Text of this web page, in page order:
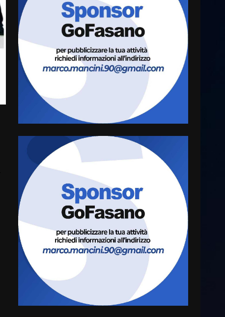
Belvedere. Il rapimento”
6 Agosto 2026 06:15
4
Serie D, l’Us Fasano è
escluso dal campionato
5 Agosto 2026 17:30
5
Truffatori in azione nelle
frazioni fasanesi
scrivono al Prefetto: “Noi
cittadini di serie B”
5 Agosto 2026 06:15
7
A Savelletri torna la Sagra del
Pesce Spada: appuntamento
a sabato 8 agosto
5 Agosto 2026 06:10
Grazia Neglia, coordinatrice
cittadina di Fratelli d’Italia,
pronta a tornare in Consiglio